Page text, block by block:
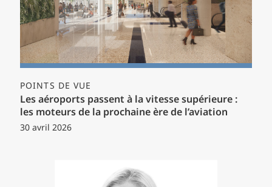
POINTS DE VUE
Les aéroports passent à la vitesse supérieure :
les moteurs de la prochaine ère de l’aviation
30 avril 2026